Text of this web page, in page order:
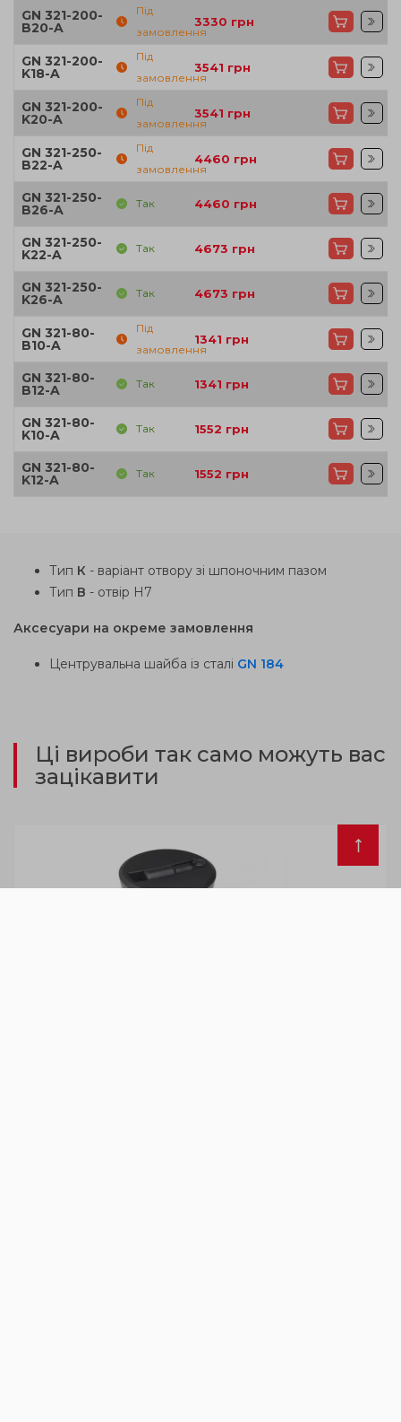
GN 321-200-
B20-A
Під
замовлення
3330 грн
GN 321-200-
K18-A
Під
замовлення
3541 грн
GN 321-200-
K20-A
Під
замовлення
3541 грн
GN 321-250-
B22-A
Під
замовлення
4460 грн
GN 321-250-
B26-A Так 4460 грн
GN 321-250-
K22-A Так 4673 грн
GN 321-250-
K26-A Так 4673 грн
GN 321-80-
B10-A
Під
замовлення
1341 грн
GN 321-80-
B12-A Так 1341 грн
GN 321-80-
K10-A Так 1552 грн
GN 321-80-
K12-A Так 1552 грн
Тип К - варіант отвору зі шпоночним пазом
Тип В - отвір Н7
Аксесуари на окреме замовлення
Центрувальна шайба із сталі GN 184
Ці вироби так само можуть вас
зацікавити